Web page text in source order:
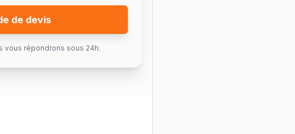
de devis
vous répondrons sous 24h.